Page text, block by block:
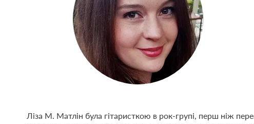
Ліза М. Матлін була гітаристкою в рок-групі, перш ніж